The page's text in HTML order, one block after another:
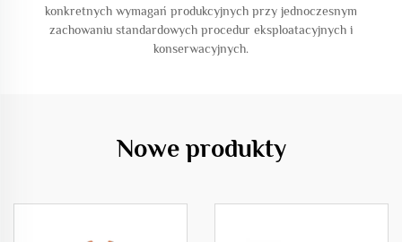
konkretnych wymagań produkcyjnych przy jednoczesnym
zachowaniu standardowych procedur eksploatacyjnych i
konserwacyjnych.
Nowe produkty